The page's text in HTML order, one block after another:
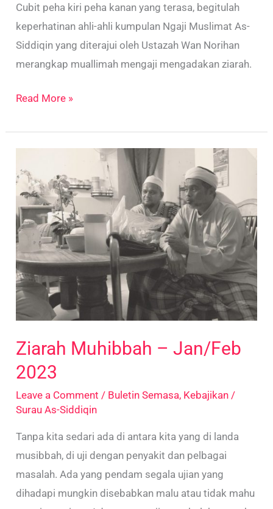
Cubit peha kiri peha kanan yang terasa, begitulah
keperhatinan ahli-ahli kumpulan Ngaji Muslimat As-
Siddiqin yang diterajui oleh Ustazah Wan Norihan
merangkap muallimah mengaji mengadakan ziarah.
Read More »
Ziarah Muhibbah – Jan/Feb
2023
Leave a Comment / Buletin Semasa, Kebajikan /
Surau As-Siddiqin
Tanpa kita sedari ada di antara kita yang di landa
musibbah, di uji dengan penyakit dan pelbagai
masalah. Ada yang pendam segala ujian yang
dihadapi mungkin disebabkan malu atau tidak mahu
Muhibbah
–
Jan/Feb
2023